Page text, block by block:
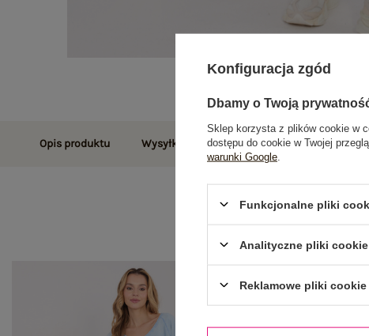
Opis produktu Wysyłka i dostawa Zwroty i reklamacje
Konfiguracja zgód
Dbamy o Twoją
Sklep korzysta z plików cookie w
dostępu do cookie w Twojej
warunki Google
Funkcjonalne pliki
Analityczne pliki cookie
Reklamowe pliki cookie